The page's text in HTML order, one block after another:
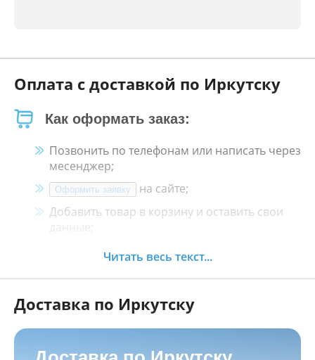
Оплата с доставкой по Иркутску
Как оформать заказ:
Позвонить по телефонам или написать через
месенджер;
Оформить заявку
на сайте;
Добавить товар в корзину и оставить свои
данные;
Менеджер свяжется с Вами в течение 30
Как оплатить:
Наличными, пластиковой картой, кредитной
картой и картой ХАЛВА в кассе нашего
Читать весь текст...
Доставка по Иркутску